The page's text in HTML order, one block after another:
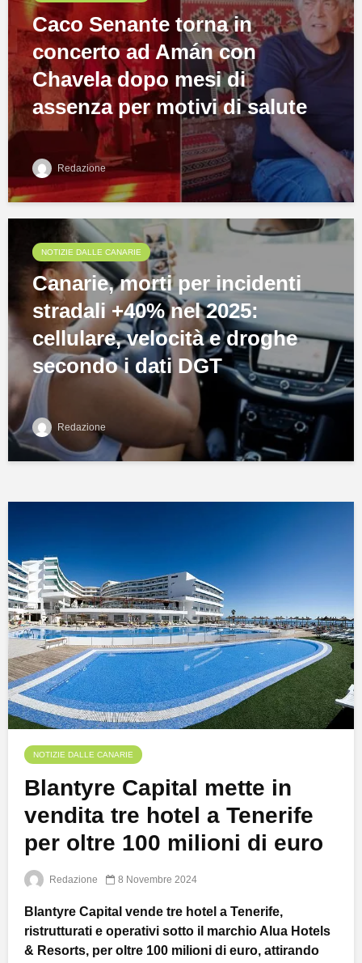
Caco Senante torna in
concerto ad Amán con
Chavela dopo mesi di
assenza per motivi di salute
Redazione
NOTIZIE DALLE CANARIE
Canarie, morti per incidenti
stradali +40% nel 2025:
cellulare, velocità e droghe
secondo i dati DGT
Redazione
NOTIZIE DALLE CANARIE
Blantyre Capital mette in
vendita tre hotel a Tenerife
per oltre 100 milioni di euro
Redazione 8 Novembre 2024
Blantyre Capital vende tre hotel a Tenerife,
ristrutturati e operativi sotto il marchio Alua Hotels
& Resorts, per oltre 100 milioni di euro, attirando